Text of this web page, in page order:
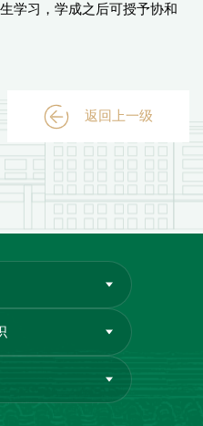
学习，学成之后可授予协和
返回上一级